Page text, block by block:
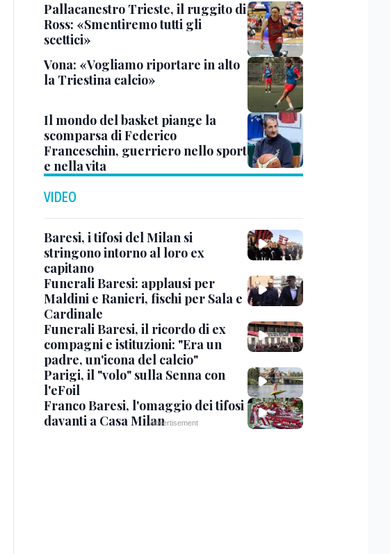
Pallacanestro Trieste, il ruggito di
Ross: «Smentiremo tutti gli
scettici»
Vona: «Vogliamo riportare in alto
la Triestina calcio»
Il mondo del basket piange la
scomparsa di Federico
Franceschin, guerriero nello sport
e nella vita
VIDEO
Baresi, i tifosi del Milan si
stringono intorno al loro ex
capitano
Funerali Baresi: applausi per
Maldini e Ranieri, fischi per Sala e
Cardinale
Funerali Baresi, il ricordo di ex
compagni e istituzioni: "Era un
padre, un'icona del calcio"
Parigi, il "volo" sulla Senna con
l'eFoil
Franco Baresi, l'omaggio dei tifosi
davanti a Casa Milan